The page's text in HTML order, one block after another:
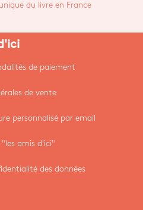
du livre en France
de paiement
de vente
personnalisé par email
"les amis d'ici"
des données